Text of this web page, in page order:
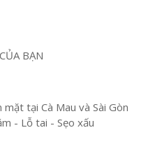
BẠN
tại Cà Mau và Sài Gòn
- Lỗ tai - Sẹo xấu